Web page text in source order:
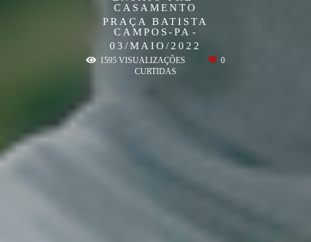
CASAMENTO
PRAÇA BATISTA
CAMPOS-PA
03/MAIO/2022
1595 VISUALIZAÇÕES
0
CURTIDAS